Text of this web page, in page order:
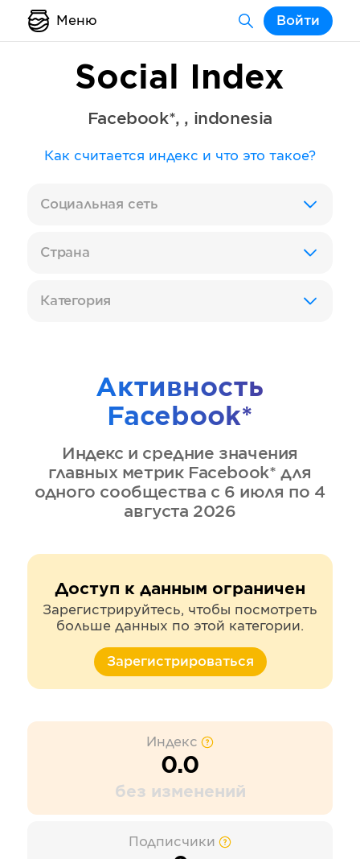
Меню Войти
Social Index
Facebook*, , indonesia
Как считается индекс и что это такое?
Социальная сеть
Страна
Категория
Активность
Facebook*
Индекс и средние значения
главных метрик Facebook* для
одного сообщества с 6 июля по 4
августа 2026
Доступ к данным ограничен
Зарегистрируйтесь, чтобы посмотреть
больше данных по этой категории.
Зарегистрироваться
Индекс
0.0
без изменений
Подписчики